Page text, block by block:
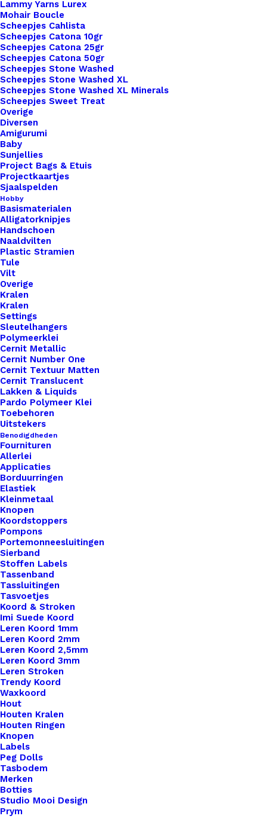
Lammy Yarns Lurex
Mohair Boucle
Scheepjes Cahlista
Scheepjes Catona 10gr
Scheepjes Catona 25gr
Scheepjes Catona 50gr
Scheepjes Stone Washed
Scheepjes Stone Washed XL
Scheepjes Stone Washed XL Minerals
Scheepjes Sweet Treat
Overige
Diversen
Amigurumi
Baby
Sunjellies
Project Bags & Etuis
Projectkaartjes
Sjaalspelden
Hobby
Basismaterialen
Alligatorknipjes
Handschoen
Naaldvilten
Plastic Stramien
Tule
Vilt
Overige
Kralen
Kralen
Settings
Sleutelhangers
Polymeerklei
Cernit Metallic
Cernit Number One
Cernit Textuur Matten
Cernit Translucent
Lakken & Liquids
Pardo Polymeer Klei
Toebehoren
Uitstekers
Benodigdheden
Fournituren
Allerlei
Applicaties
Borduurringen
Elastiek
Kleinmetaal
Knopen
Koordstoppers
Pompons
Portemonneesluitingen
Sierband
Stoffen Labels
Tassenband
Tassluitingen
Tasvoetjes
Koord & Stroken
Imi Suede Koord
Leren Koord 1mm
Leren Koord 2mm
Leren Koord 2,5mm
Leren Koord 3mm
Leren Stroken
Trendy Koord
Waxkoord
Hout
Houten Kralen
Houten Ringen
Knopen
Labels
Peg Dolls
Tasbodem
Merken
Botties
Studio Mooi Design
Prym
Labels
Met
Drukknoop
10x3cm
Cognac
Met
Bol
Wol
Zilver
aantal
Toevoegen aan winkelwagen
Toevoegen aan verlanglijst
Artikelnummer
Categorie
Kleur
Binnen 1-3 werkdagen verzonden
Veilig betalen
Unieke en kwaliteitsproducten
Nog meer leuks!
Little Label Hey Leukerd
€1,00